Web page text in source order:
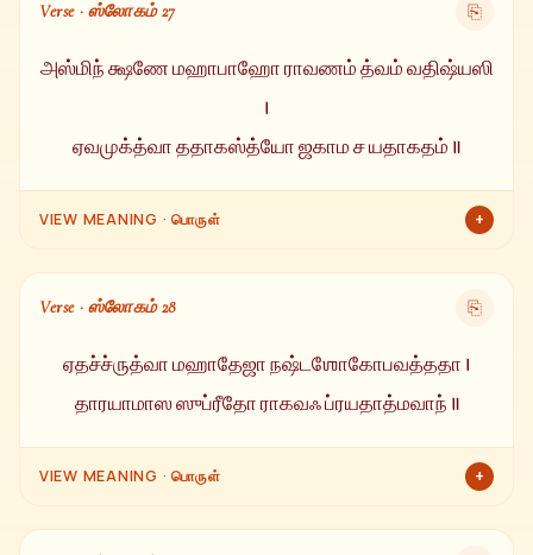
Verse · ஸ்லோகம் 27 ⎘
அஸ்மிந் க்ஷணே மஹாபாஹோ ராவணம் த்வம் வதிஷ்யஸி
।
ஏவமுக்த்வா ததாகஸ்த்யோ ஜகாம ச யதாகதம் ॥
VIEW MEANING · பொருள் +
வதம் செய்வாய். இவ்வாறு கூறி அகஸ்திய முனிவர் வந்த வழியே
Verse · ஸ்லோகம் 28 ⎘
ஏதச்ச்ருத்வா மஹாதேஜா நஷ்டஶோகோபவத்ததா ।
தாரயாமாஸ ஸுப்ரீதோ ராகவஃ ப்ரயதாத்மவாந் ॥
VIEW MEANING · பொருள் +